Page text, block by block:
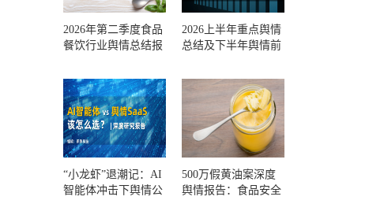
2026年第二季度食品
餐饮行业舆情总结报
测
2026上半年重点舆情
总结及下半年舆情前
“小龙虾”退潮记：AI
智能体冲击下舆情公
500万假黄油案深度
舆情报告：食品安全